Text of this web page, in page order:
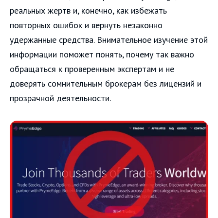
реальных жертв и, конечно, как избежать
повторных ошибок и вернуть незаконно
удержанные средства. Внимательное изучение этой
информации поможет понять, почему так важно
обращаться к проверенным экспертам и не
доверять сомнительным брокерам без лицензий и
прозрачной деятельности.